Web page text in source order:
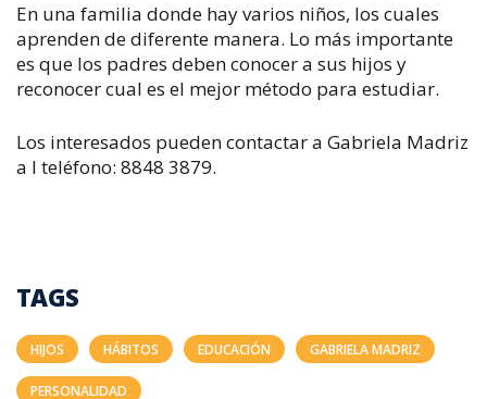
En una familia donde hay varios niños, los cuales
aprenden de diferente manera. Lo más importante
es que los padres deben conocer a sus hijos y
reconocer cual es el mejor método para estudiar.
Los interesados pueden contactar a Gabriela Madriz
a l teléfono: 8848 3879.
TAGS
HIJOS HÁBITOS EDUCACIÓN GABRIELA MADRIZ
PERSONALIDAD